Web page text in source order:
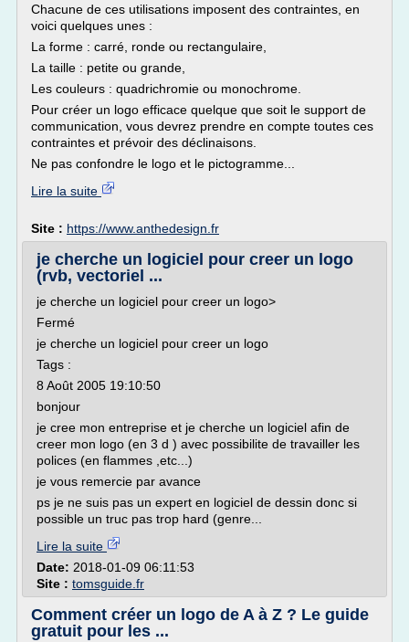
Chacune de ces utilisations imposent des contraintes, en
voici quelques unes :
La forme : carré, ronde ou rectangulaire,
La taille : petite ou grande,
Les couleurs : quadrichromie ou monochrome.
Pour créer un logo efficace quelque que soit le support de
communication, vous devrez prendre en compte toutes ces
contraintes et prévoir des déclinaisons.
Ne pas confondre le logo et le pictogramme...
Lire la suite
Site : https://www.anthedesign.fr
je cherche un logiciel pour creer un logo
(rvb, vectoriel ...
je cherche un logiciel pour creer un logo>
Fermé
je cherche un logiciel pour creer un logo
Tags :
8 Août 2005 19:10:50
bonjour
je cree mon entreprise et je cherche un logiciel afin de
creer mon logo (en 3 d ) avec possibilite de travailler les
polices (en flammes ,etc...)
je vous remercie par avance
ps je ne suis pas un expert en logiciel de dessin donc si
possible un truc pas trop hard (genre...
Lire la suite
Date: 2018-01-09 06:11:53
Site : tomsguide.fr
Comment créer un logo de A à Z ? Le guide
gratuit pour les ...